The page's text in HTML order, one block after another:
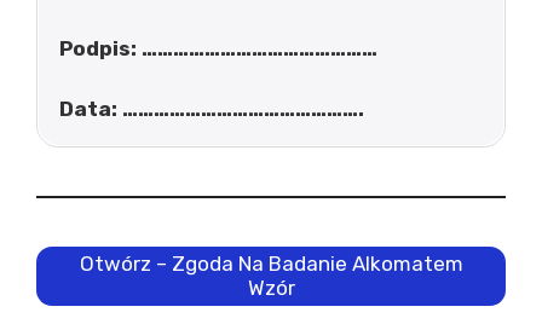
Podpis: ………………………………………
Data: ……………………………………….
Otwórz – Zgoda Na Badanie Alkomatem
Wzór